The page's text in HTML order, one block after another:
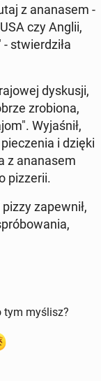
z ana­na­sem -
czy Anglii,
stwier­dzi­ła
dys­ku­sji,
zro­bio­na,
Wy­ja­śnił,
i dzięki
z ana­na­sem
piz­ze­rii.
za­pew­nił,
tym myślisz?